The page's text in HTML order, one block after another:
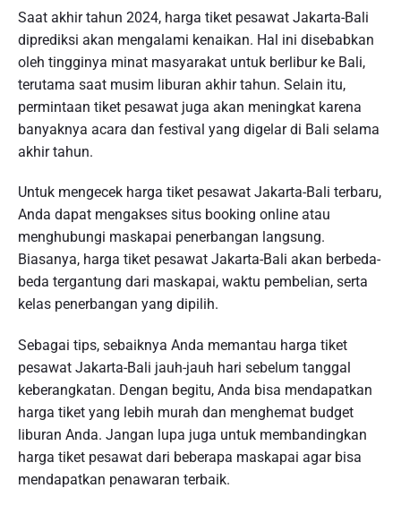
Saat akhir tahun 2024, harga tiket pesawat Jakarta-Bali
diprediksi akan mengalami kenaikan. Hal ini disebabkan
oleh tingginya minat masyarakat untuk berlibur ke Bali,
terutama saat musim liburan akhir tahun. Selain itu,
permintaan tiket pesawat juga akan meningkat karena
banyaknya acara dan festival yang digelar di Bali selama
akhir tahun.
Untuk mengecek harga tiket pesawat Jakarta-Bali terbaru,
Anda dapat mengakses situs booking online atau
menghubungi maskapai penerbangan langsung.
Biasanya, harga tiket pesawat Jakarta-Bali akan berbeda-
beda tergantung dari maskapai, waktu pembelian, serta
kelas penerbangan yang dipilih.
Sebagai tips, sebaiknya Anda memantau harga tiket
pesawat Jakarta-Bali jauh-jauh hari sebelum tanggal
keberangkatan. Dengan begitu, Anda bisa mendapatkan
harga tiket yang lebih murah dan menghemat budget
liburan Anda. Jangan lupa juga untuk membandingkan
harga tiket pesawat dari beberapa maskapai agar bisa
mendapatkan penawaran terbaik.